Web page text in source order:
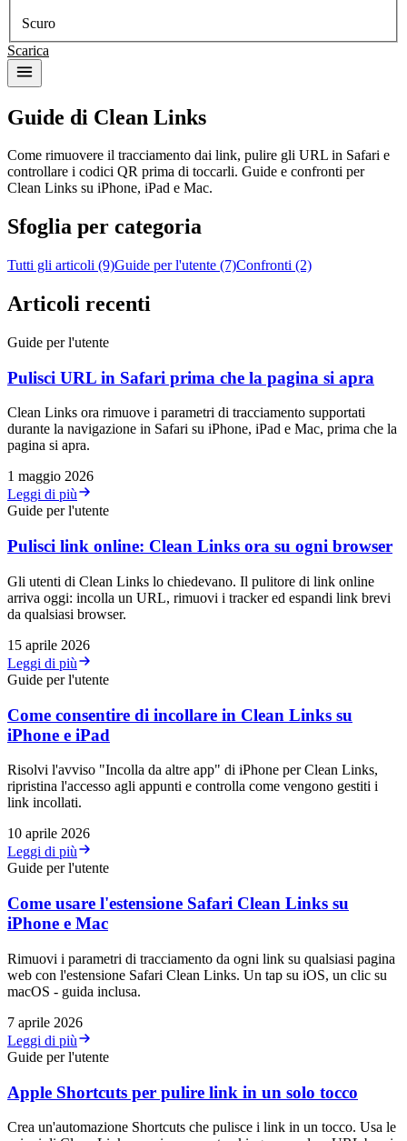
Scuro
Scarica
Guide di Clean Links
Come rimuovere il tracciamento dai link, pulire gli URL in Safari e
controllare i codici QR prima di toccarli. Guide e confronti per
Clean Links su iPhone, iPad e Mac.
Sfoglia per categoria
Tutti gli articoli (9)Guide per l'utente (7)Confronti (2)
Articoli recenti
Guide per l'utente
Pulisci URL in Safari prima che la pagina si apra
Clean Links ora rimuove i parametri di tracciamento supportati
durante la navigazione in Safari su iPhone, iPad e Mac, prima che la
pagina si apra.
1 maggio 2026
Leggi di più
Guide per l'utente
Pulisci link online: Clean Links ora su ogni browser
Gli utenti di Clean Links lo chiedevano. Il pulitore di link online
arriva oggi: incolla un URL, rimuovi i tracker ed espandi link brevi
da qualsiasi browser.
15 aprile 2026
Leggi di più
Guide per l'utente
Come consentire di incollare in Clean Links su
iPhone e iPad
Risolvi l'avviso "Incolla da altre app" di iPhone per Clean Links,
ripristina l'accesso agli appunti e controlla come vengono gestiti i
link incollati.
10 aprile 2026
Leggi di più
Guide per l'utente
Come usare l'estensione Safari Clean Links su
iPhone e Mac
Rimuovi i parametri di tracciamento da ogni link su qualsiasi pagina
web con l'estensione Safari Clean Links. Un tap su iOS, un clic su
macOS - guida inclusa.
7 aprile 2026
Leggi di più
Guide per l'utente
Apple Shortcuts per pulire link in un solo tocco
Crea un'automazione Shortcuts che pulisce i link in un tocco. Usa le